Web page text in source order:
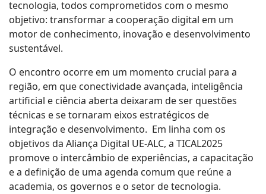
tecnologia, todos comprometidos com o mesmo
objetivo: transformar a cooperação digital em um
motor de conhecimento, inovação e desenvolvimento
sustentável.
O encontro ocorre em um momento crucial para a
região, em que conectividade avançada, inteligência
artificial e ciência aberta deixaram de ser questões
técnicas e se tornaram eixos estratégicos de
integração e desenvolvimento. Em linha com os
objetivos da Aliança Digital UE-ALC, a TICAL2025
promove o intercâmbio de experiências, a capacitação
e a definição de uma agenda comum que reúne a
academia, os governos e o setor de tecnologia.